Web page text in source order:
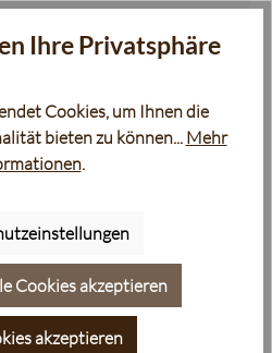
1700 m
kalkhaltiger Boden
Fully washed
Ihre Privatsphäre
Cookies, um Ihnen die
bieten zu können... Mehr
.
Cookies akzeptieren
akzeptieren